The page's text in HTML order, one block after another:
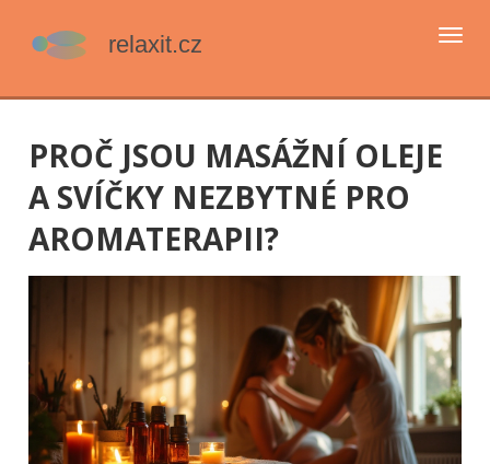
PROČ JSOU MASÁŽNÍ OLEJE
A SVÍČKY NEZBYTNÉ PRO
AROMATERAPII?